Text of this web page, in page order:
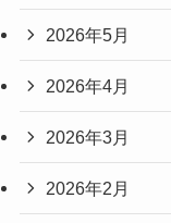
2026年5月
2026年4月
2026年3月
2026年2月